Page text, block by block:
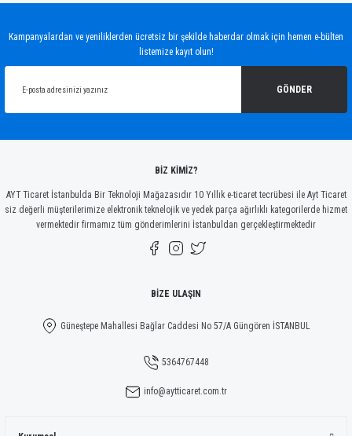
Ürün açıklamasında eksik bilgiler bulunuyor.
Gönder
Kampanyalardan ve yeniliklerden ücretsiz bir şekilde haberdar olmak için hemen e-bülten
listemize kayıt olun!
GÖNDER
BİZ KİMİZ?
AYT Ticaret İstanbulda Bir Teknoloji Mağazasıdır 10 Yıllık e-ticaret tecrübesi ile Ayt Ticaret
siz değerli müşterilerimize elektronik teknelojik ve yedek parça ağırlıklı kategorilerde hizmet
vermektedir firmamız tüm gönderimlerini İstanbuldan gerçekleştirmektedir
BİZE ULAŞIN
Güneştepe Mahallesi Bağlar Caddesi No 57/A Güngören İSTANBUL
5364767448
info@aytticaret.com.tr